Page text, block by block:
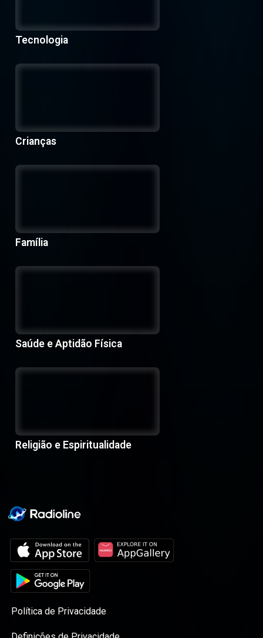
Tecnologia
Crianças
Família
Saúde e Aptidão Física
Religião e Espiritualidade
Política de Privacidade